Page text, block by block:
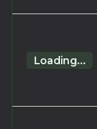
Loading...